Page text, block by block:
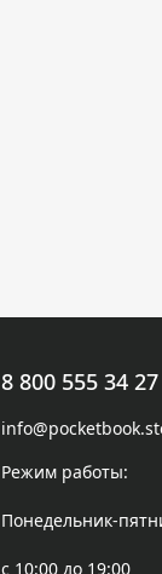
8 800 555 34 27
Режим работы:
Понедельник-
с 10:00 до 19:00